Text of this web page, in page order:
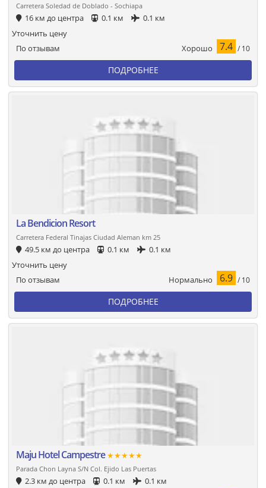
Carretera Soledad de Doblado - Sochiapa
16 км до центра 0.1 км 0.1 км
По отзывам Хорошо 7.4 / 10
Уточнить цену
ПОДРОБНЕЕ
La Bendicion Resort
Carretera Federal Tinajas Ciudad Aleman km 25
49.5 км до центра 0.1 км 0.1 км
По отзывам Нормально 6.9 / 10
Уточнить цену
ПОДРОБНЕЕ
Maju Hotel Campestre★★★★★
Parada Chon Layna S/N Col. Ejido Las Puertas
2.3 км до центра 0.1 км
0.1 км